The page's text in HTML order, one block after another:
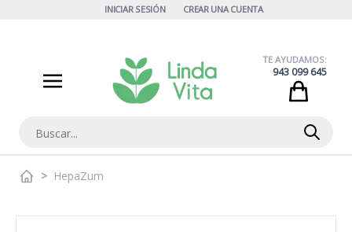
INICIAR SESIÓN CREAR UNA CUENTA
Buscar
TE AYUDAMOS:
943 099 645
> HepaZum